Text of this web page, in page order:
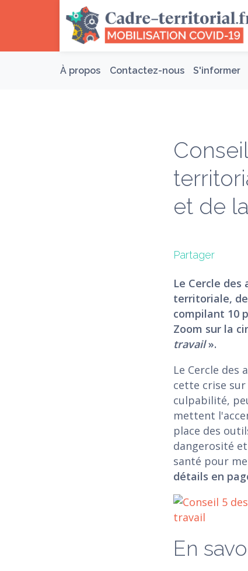
À propos Contactez-nous S'informer
et de
Partager
Le Cercle
territoriale,
compilant 10
Zoom sur la
travail».
Le Cercle des
cette crise
culpabilité,
mettent
place des
dangerosité
santé pour
détails en
En